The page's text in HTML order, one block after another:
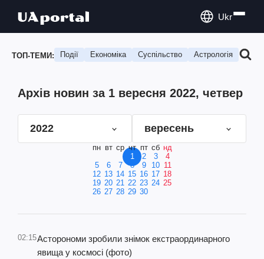
Ukr
ТОП-ТЕМИ: Події Економіка Суспільство Астрологія
Архів новин за 1 вересня 2022, четвер
2022 вересень
пн вт ср чт пт сб нд
1
2 3
4
5
6 7 8 9 10 11
12 13 14 15 16 17 18
19 20 21 22 23 24 25
26 27 28 29 30
02:15Асторономи зробили знімок екстраординарного
явища у космосі (фото)